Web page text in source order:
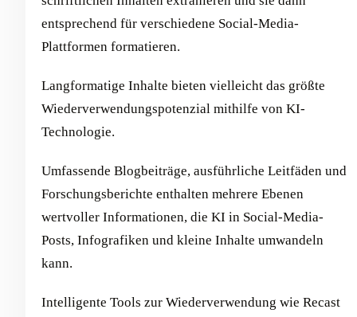
entsprechend für verschiedene Social-Media-
Plattformen formatieren.
Langformatige Inhalte bieten vielleicht das größte
Wiederverwendungspotenzial mithilfe von KI-
Technologie.
Umfassende Blogbeiträge, ausführliche Leitfäden und
Forschungsberichte enthalten mehrere Ebenen
wertvoller Informationen, die KI in Social-Media-
Posts, Infografiken und kleine Inhalte umwandeln
kann.
Intelligente Tools zur Wiederverwendung wie Recast